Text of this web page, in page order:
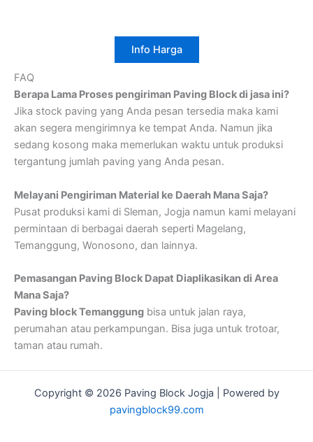
Info Harga
FAQ
Berapa Lama Proses pengiriman Paving Block di jasa ini?
Jika stock paving yang Anda pesan tersedia maka kami
akan segera mengirimnya ke tempat Anda. Namun jika
sedang kosong maka memerlukan waktu untuk produksi
tergantung jumlah paving yang Anda pesan.
Melayani Pengiriman Material ke Daerah Mana Saja?
Pusat produksi kami di Sleman, Jogja namun kami melayani
permintaan di berbagai daerah seperti Magelang,
Temanggung, Wonosono, dan lainnya.
Pemasangan Paving Block Dapat Diaplikasikan di Area
Mana Saja?
Paving block Temanggung bisa untuk jalan raya,
perumahan atau perkampungan. Bisa juga untuk trotoar,
taman atau rumah.
Copyright © 2026 Paving Block Jogja | Powered by
pavingblock99.com